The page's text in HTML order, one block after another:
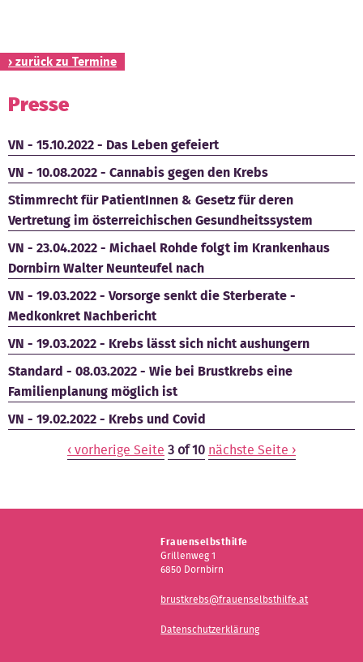
› zurück zu Termine
Presse
VN - 15.10.2022 - Das Leben gefeiert
VN - 10.08.2022 - Cannabis gegen den Krebs
Stimmrecht für PatientInnen & Gesetz für deren
Vertretung im österreichischen Gesundheitssystem
VN - 23.04.2022 - Michael Rohde folgt im Krankenhaus
Dornbirn Walter Neunteufel nach
VN - 19.03.2022 - Vorsorge senkt die Sterberate -
Medkonkret Nachbericht
VN - 19.03.2022 - Krebs lässt sich nicht aushungern
Standard - 08.03.2022 - Wie bei Brustkrebs eine
Familienplanung möglich ist
VN - 19.02.2022 - Krebs und Covid
‹ vorherige Seite 3 of 10 nächste Seite ›
Frauenselbsthilfe
Grillenweg 1
6850 Dornbirn
brustkrebs@frauenselbsthilfe.at
Datenschutzerklärung